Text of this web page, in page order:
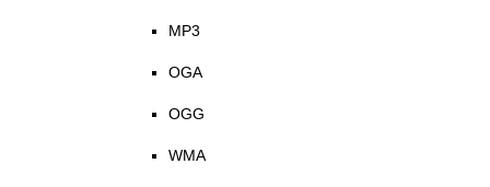
MP3
OGA
OGG
WMA